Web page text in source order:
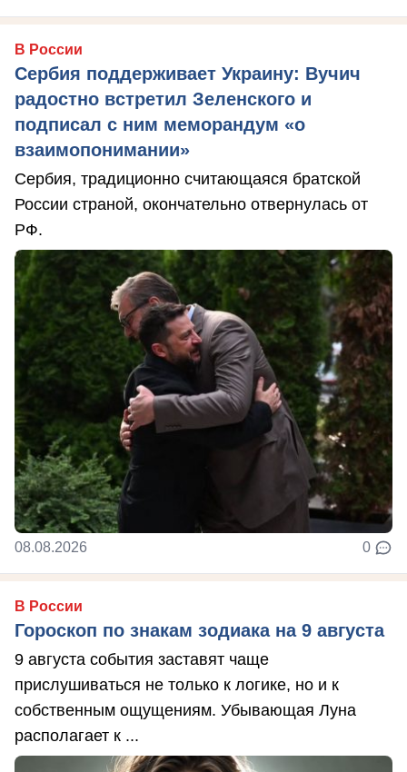
В России
Сербия поддерживает Украину: Вучич
радостно встретил Зеленского и
подписал с ним меморандум «о
взаимопонимании»
Сербия, традиционно считающаяся братской
России страной, окончательно отвернулась от
РФ.
08.08.2026 0
В России
Гороскоп по знакам зодиака на 9 августа
9 августа события заставят чаще
прислушиваться не только к логике, но и к
собственным ощущениям. Убывающая Луна
располагает к ...